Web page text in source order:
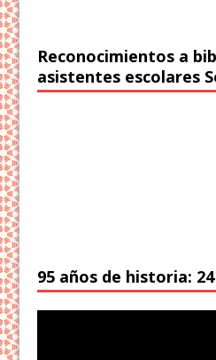
Reconocimientos a
asistentes escolares
95 años de historia: